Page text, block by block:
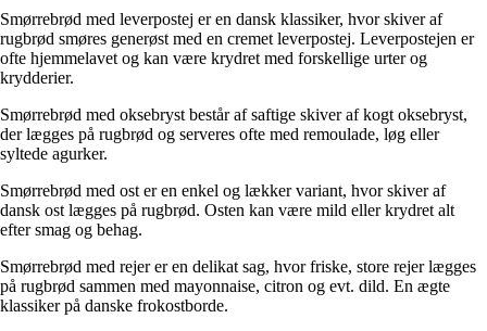
Smørrebrød med leverpostej er en dansk klassiker, hvor skiver af
rugbrød smøres generøst med en cremet leverpostej. Leverpostejen er
ofte hjemmelavet og kan være krydret med forskellige urter og
krydderier.
Smørrebrød med oksebryst består af saftige skiver af kogt oksebryst,
der lægges på rugbrød og serveres ofte med remoulade, løg eller
syltede agurker.
Smørrebrød med ost er en enkel og lækker variant, hvor skiver af
dansk ost lægges på rugbrød. Osten kan være mild eller krydret alt
efter smag og behag.
Smørrebrød med rejer er en delikat sag, hvor friske, store rejer lægges
på rugbrød sammen med mayonnaise, citron og evt. dild. En ægte
klassiker på danske frokostborde.